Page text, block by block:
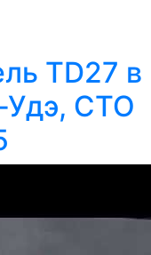
TD27 в
Удэ, СТО